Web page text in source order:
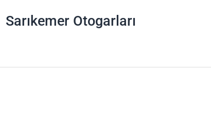
Sarıkemer Otogarları